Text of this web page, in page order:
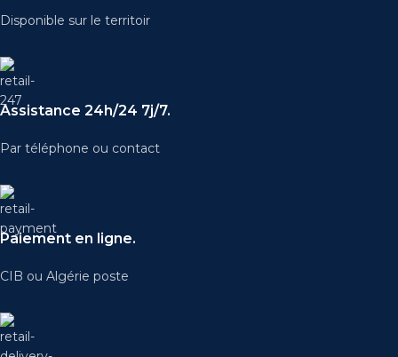
Disponible sur le territoir
Assistance 24h/24 7j/7.
Par téléphone ou contact
Paiement en ligne.
CIB ou Algérie poste